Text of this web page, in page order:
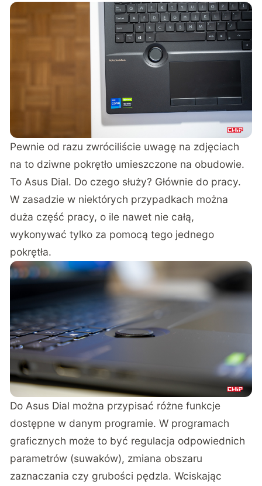
Pewnie od razu zwróciliście uwagę na zdjęciach
na to dziwne pokrętło umieszczone na obudowie.
To Asus Dial. Do czego służy? Głównie do pracy.
W zasadzie w niektórych przypadkach można
duża część pracy, o ile nawet nie całą,
wykonywać tylko za pomocą tego jednego
pokrętła.
Do Asus Dial można przypisać różne funkcje
dostępne w danym programie. W programach
graficznych może to być regulacja odpowiednich
parametrów (suwaków), zmiana obszaru
zaznaczania czy grubości pędzla. Wciskając